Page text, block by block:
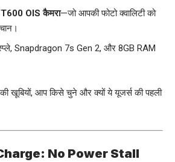
OIS कैमरा—जो आपकी फोटो क्वालिटी को
Snapdragon 7s Gen 2, और 8GB RAM
खूबियों, आप किसे चुने और क्यों ये यूजर्स की पहली
No Power Stall